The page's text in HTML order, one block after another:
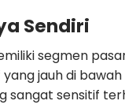
Sendiri
segmen
jauh di
sangat sensitif